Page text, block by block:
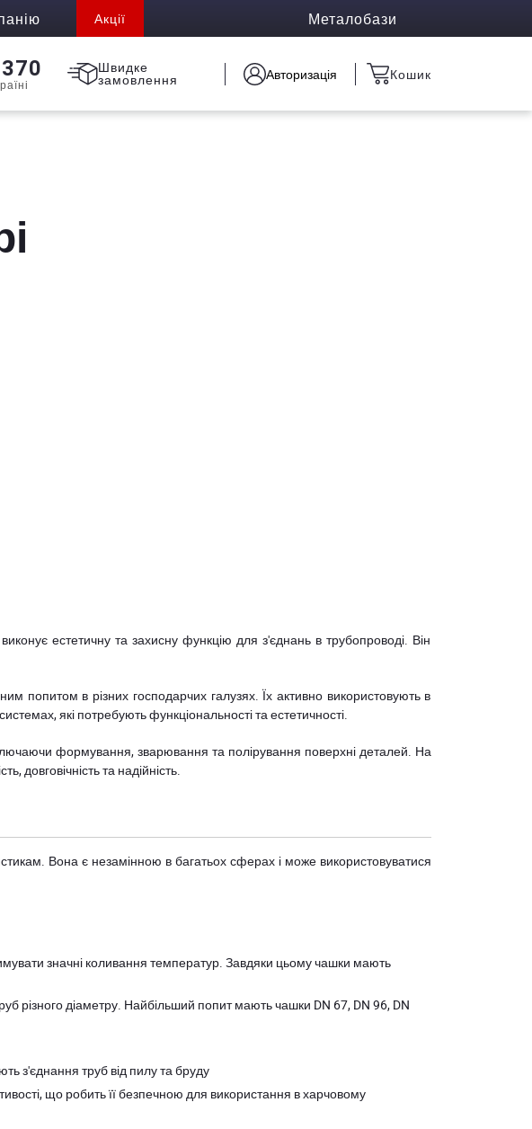
Акції Металобази
Швидке
замовлення Авторизація Кошик
естетичну та захисну функцію для з'єднань в трубопроводі. Він
попитом в різних господарчих галузях. Їх активно використовують в
які потребують функціональності та естетичності.
формування, зварювання та полірування поверхні деталей. На
довговічність та надійність.
Вона є незамінною в багатьох сферах і може використовуватися
значні коливання температур. Завдяки цьому чашки мають
різного діаметру. Найбільший попит мають чашки DN 67, DN 96, DN
з'єднання труб від пилу та бруду
що робить її безпечною для використання в харчовому